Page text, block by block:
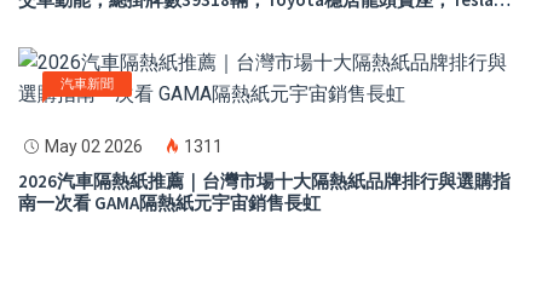
汽車新聞
May 02 2026 1311
2026汽車隔熱紙推薦｜台灣市場十大隔熱紙品牌排行與選購指
南一次看 GAMA隔熱紙元宇宙銷售長虹